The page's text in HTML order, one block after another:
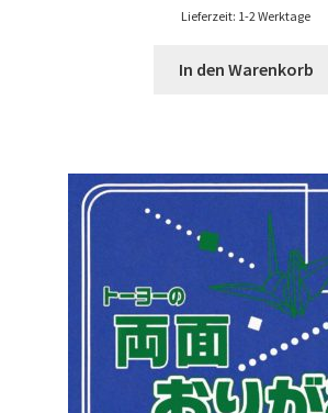
Lieferzeit: 1-2 Werktage
In den Warenkorb